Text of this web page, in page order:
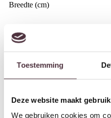
Deze website maakt
We gebruiken cookies om
om ons websiteverkeer te
informatie over uw gebruik
Breedte (cm)
Diepte (cm)
Hoogte (cm)